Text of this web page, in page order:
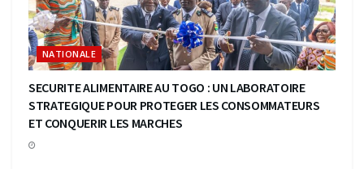
NATIONALE
SECURITE ALIMENTAIRE AU TOGO : UN LABORATOIRE
STRATEGIQUE POUR PROTEGER LES CONSOMMATEURS
ET CONQUERIR LES MARCHES